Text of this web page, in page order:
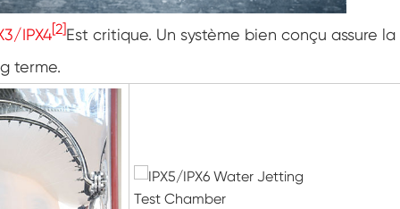
Chambre climatique PV
Chambre d'essai PV
Chambre d'essai de laboratoire
Chambre environnementale PV
IPX4[2]Est critique. Un système bien conçu assure la
terme.